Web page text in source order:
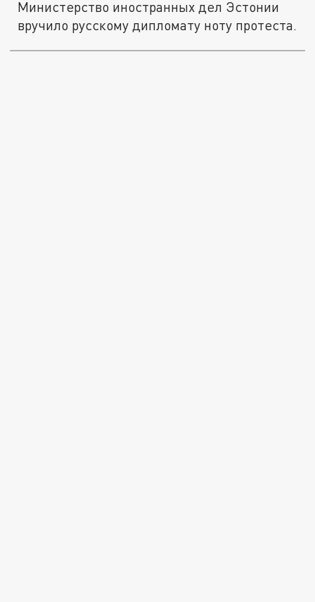
Министерство иностранных дел Эстонии
вручило русскому дипломату ноту протеста.